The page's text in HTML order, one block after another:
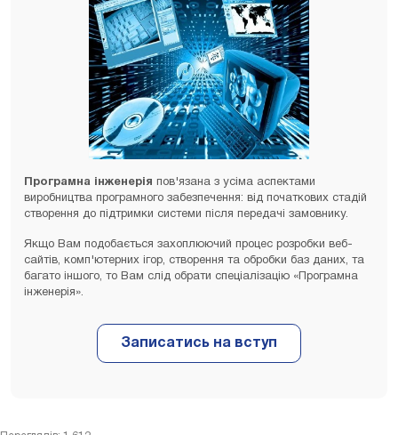
Програмна інженерія пов'язана з усіма аспектами
виробництва програмного забезпечення: від початкових стадій
створення до підтримки системи після передачі замовнику.
Якщо Вам подобається захоплюючий процес розробки веб-
сайтів, комп'ютерних ігор, створення та обробки баз даних, та
багато іншого, то Вам слід обрати спеціалізацію «Програмна
інженерія».